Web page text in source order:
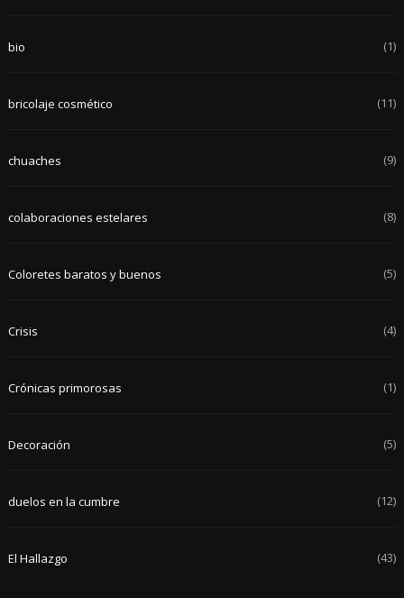
bio (1)
bricolaje cosmético (11)
chuaches (9)
colaboraciones estelares (8)
Coloretes baratos y buenos (5)
Crisis (4)
Crónicas primorosas (1)
Decoración (5)
duelos en la cumbre (12)
El Hallazgo (43)